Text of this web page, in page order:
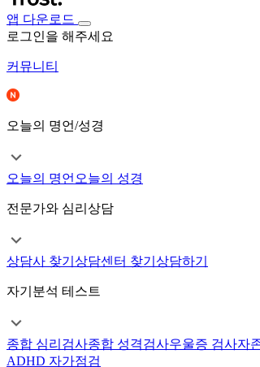
앱 다운로드
로그인을 해주세요
커뮤니티
오늘의 명언/성경
오늘의 명언 오늘의 성경
전문가와 심리상담
상담사 찾기 상담센터 찾기 상담하기
자기분석 테스트
종합 심리검사종합 성격검사우울증 검사자
ADHD 자가점검